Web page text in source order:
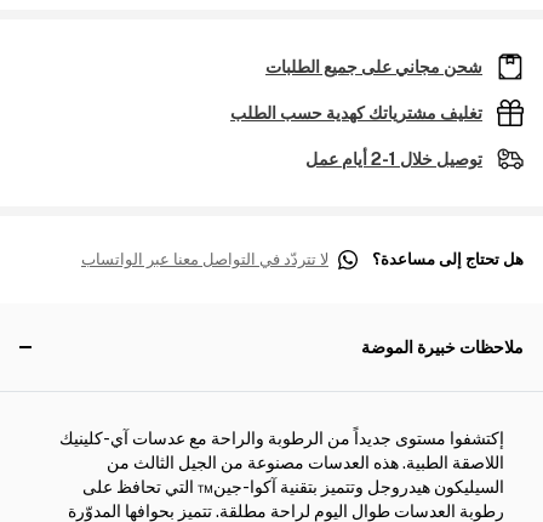
شحن مجاني على جميع الطلبات
تغليف مشترياتك كهدية حسب الطلب
توصيل خلال 1-2 أيام عمل
هل تحتاج إلى مساعدة؟ لا تتردّد في التواصل معنا عبر الواتساب
ملاحظات خبيرة الموضة
إكتشفوا مستوى جديداً من الرطوبة والراحة مع عدسات آي-كلينيك
اللاصقة الطبية. هذه العدسات مصنوعة من الجيل الثالث من
السيليكون هيدروجل وتتميز بتقنية آكوا-جين™ التي تحافظ على
رطوبة العدسات طوال اليوم لراحة مطلقة. تتميز بحوافها المدوّرة